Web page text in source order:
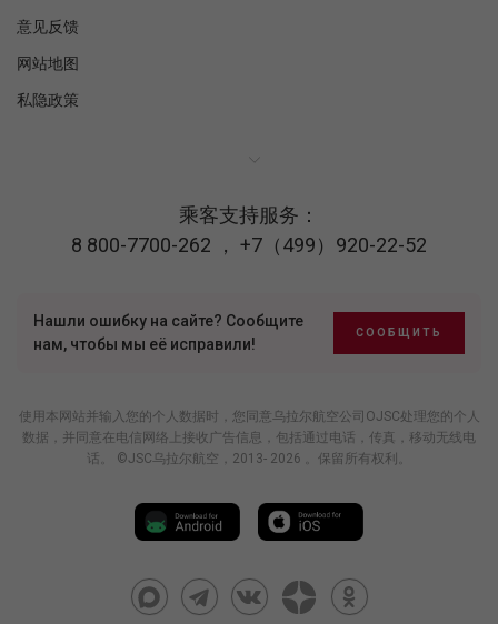
意见反馈
网站地图
私隐政策
乘客支持服务：
8 800-7700-262 ， +7（499）920-22-52
Нашли ошибку на сайте? Сообщите
нам, чтобы мы её исправили!
СООБЩИТЬ
使用本网站并输入您的个人数据时，您同意乌拉尔航空公司OJSC处理您的个人
数据，并同意在电信网络上接收广告信息，包括通过电话，传真，移动无线电
话。 ©JSC乌拉尔航空，2013- 2026 。保留所有权利。